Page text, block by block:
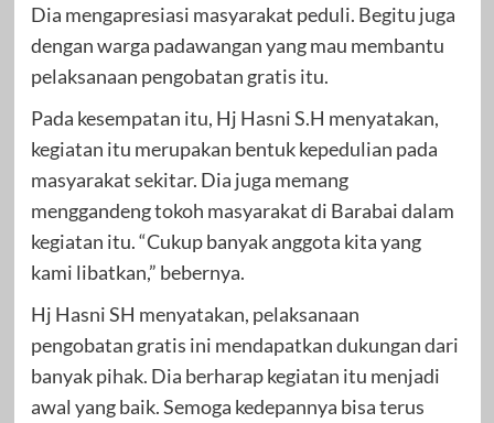
Dia mengapresiasi masyarakat peduli. Begitu juga
dengan warga padawangan yang mau membantu
pelaksanaan pengobatan gratis itu.
Pada kesempatan itu, Hj Hasni S.H menyatakan,
kegiatan itu merupakan bentuk kepedulian pada
masyarakat sekitar. Dia juga memang
menggandeng tokoh masyarakat di Barabai dalam
kegiatan itu. “Cukup banyak anggota kita yang
kami libatkan,” bebernya.
Hj Hasni SH menyatakan, pelaksanaan
pengobatan gratis ini mendapatkan dukungan dari
banyak pihak. Dia berharap kegiatan itu menjadi
awal yang baik. Semoga kedepannya bisa terus